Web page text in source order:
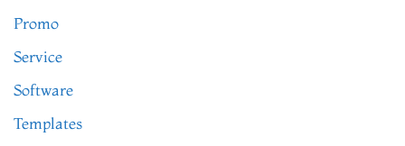
Promo
Service
Software
Templates